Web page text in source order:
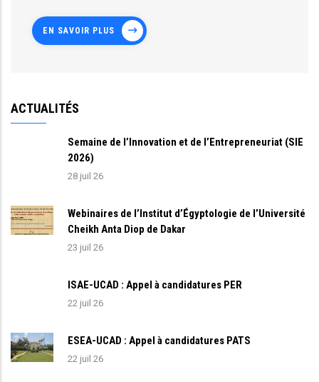
EN SAVOIR PLUS
ACTUALITÉS
Semaine de l’Innovation et de l’Entrepreneuriat (SIE
2026)
28 juil 26
Webinaires de l’Institut d’Égyptologie de l’Université
Cheikh Anta Diop de Dakar
23 juil 26
ISAE-UCAD : Appel à candidatures PER
22 juil 26
ESEA-UCAD : Appel à candidatures PATS
22 juil 26